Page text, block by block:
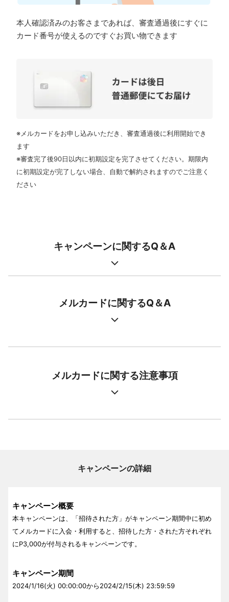
本人確認済みのお客さまであれば、審査通過後にすぐに
カード番号が使えるのですぐお買い物できます
※メルカードをお申し込みいただき、審査通過後に利用開始でき
ます
※審査完了後90日以内に初期設定を完了させてください。期限内
に初期設定が完了しない場合、自動で解約されますのでご注意く
ださい
キャンペーンに関するQ＆A
⌃
メルカードに関するQ＆A
⌃
メルカードに関する注意事項
⌃
キャンペーンの詳細
キャンペーン概要
本キャンペーンは、「招待された方」がキャンペーン期間中に初め
てメルカードに入会・利用すると、招待した方・された方それぞれ
にP3,000が付与されるキャンペーンです。
キャンペーン期間
2024/1/16(火) 00:00:00から2024/2/15(木) 23:59:59